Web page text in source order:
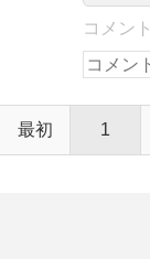
コメン
最初 1